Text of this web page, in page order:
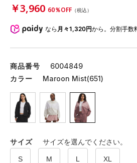
￥3,960 60％OFF （税込）
なら 月々1,320円から。分割手数
商品番号
6004849
カラー
Maroon Mist(651)
サイズ サイズを選んでください。
S M L XL